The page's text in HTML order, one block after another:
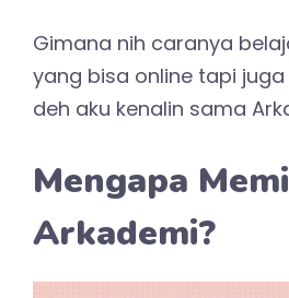
Gimana nih caranya
yang bisa online tapi
deh aku kenalin sama
Mengapa
Arkademi?